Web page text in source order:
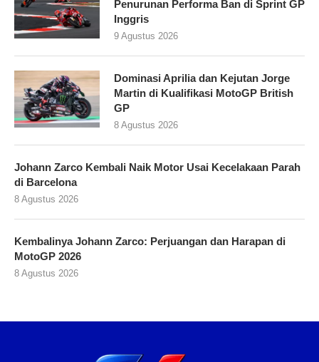
Penurunan Performa Ban di Sprint GP
Inggris
9 Agustus 2026
Dominasi Aprilia dan Kejutan Jorge
Martin di Kualifikasi MotoGP British
GP
8 Agustus 2026
Johann Zarco Kembali Naik Motor Usai Kecelakaan Parah
di Barcelona
8 Agustus 2026
Kembalinya Johann Zarco: Perjuangan dan Harapan di
MotoGP 2026
8 Agustus 2026